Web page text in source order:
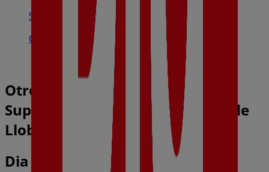
919 m
Cerrado
Otros negocios de Hiper-
Supermercados en L'Hospitalet de
Llobregat
Dia